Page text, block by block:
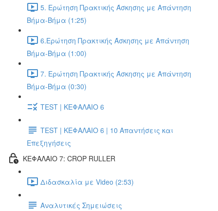
5. Ερώτηση Πρακτικής Άσκησης με Απάντηση
Βήμα-Βήμα (1:25)
6.Ερώτηση Πρακτικής Άσκησης με Απάντηση
Βήμα-Βήμα (1:00)
7. Ερώτηση Πρακτικής Άσκησης με Απάντηση
Βήμα-Βήμα (0:30)
TEST | ΚΕΦΑΛΑΙΟ 6
TEST | ΚΕΦΑΛΑΙΟ 6 | 10 Απαντήσεις και
Επεξηγήσεις
ΚΕΦΑΛΑΙΟ 7: CROP RULLER
Διδασκαλία με Video (2:53)
Αναλυτικές Σημειώσεις